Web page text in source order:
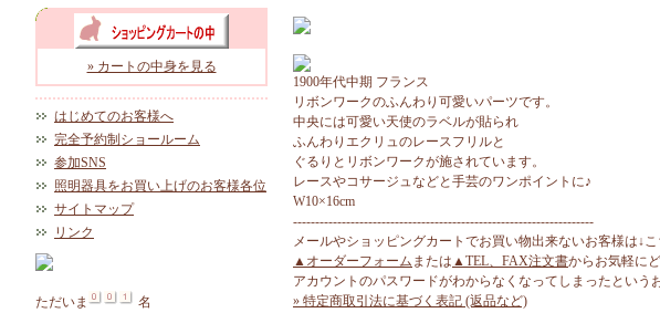
» カートの中身を見る
はじめてのお客様へ
完全予約制ショールーム
参加SNS
照明器具をお買い上げのお客様各位
サイトマップ
リンク
ただいま
名
1900年代中期 フランス
リボンワークのふんわり可愛いパーツです。
中央には可愛い天使のラベルが貼られ
ふんわりエクリュのレースフリルと
ぐるりとリボンワークが施されています。
レースやコサージュなどと手芸のワンポイントに♪
W10×16cm
--------------------------------------------------------------------
メールやショッピングカートでお買い物出来ないお客様は↓
▲オーダーフォーム または ▲TEL、FAX注文書からお気軽にど
アカウントのパスワードがわからなくなってしまったという
» 特定商取引法に基づく表記 (返品など)